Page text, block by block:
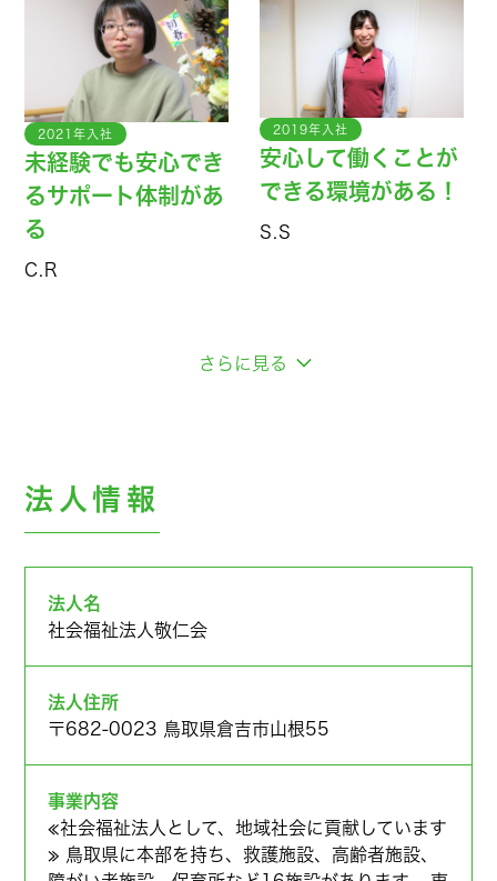
2021年入社
未経験でも安心でき
るサポート体制があ
る
C.R
2019年入社
安心して働くことが
できる環境がある！
S.S
さらに見る
法人情報
法人名
社会福祉法人敬仁会
法人住所
〒682-0023 鳥取県倉吉市山根55
事業内容
≪社会福祉法人として、地域社会に貢献しています
≫ 鳥取県に本部を持ち、救護施設、高齢者施設、